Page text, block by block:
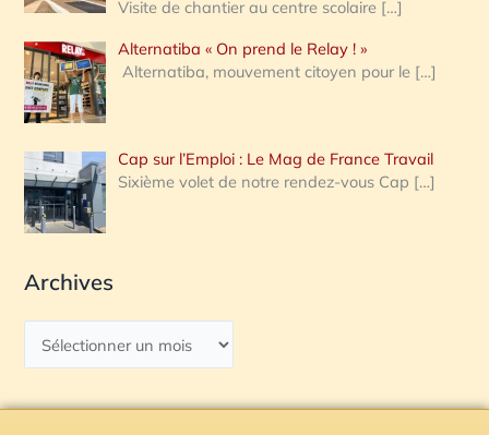
Visite de chantier au centre scolaire […]
Alternatiba « On prend le Relay ! »
Alternatiba, mouvement citoyen pour le […]
Cap sur l’Emploi : Le Mag de France Travail
Sixième volet de notre rendez-vous Cap […]
Archives